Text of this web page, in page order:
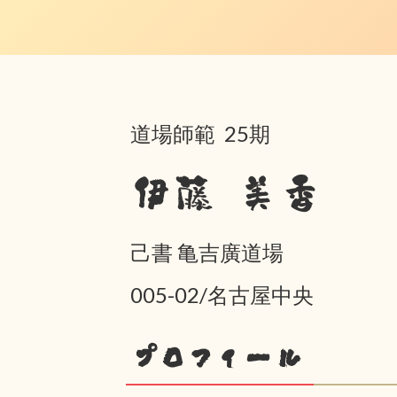
道場師範 25期
伊藤 美香
己書 亀吉廣道場
005-02/名古屋中央
プロフィール